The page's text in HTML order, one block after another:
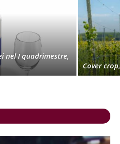
nel I quadrimestre,
Cover